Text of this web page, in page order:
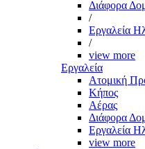
Διάφορα
/
Εργαλεία
/
view more
Εργαλεία
Aτομική
Kήπος
Αέρας
Διάφορα
Εργαλεία
view more